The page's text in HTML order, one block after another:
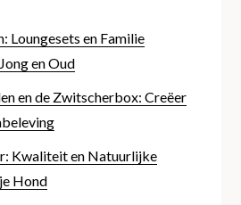
Loungesets en Familie
en Oud
en de Zwitscherbox: Creëer
Kwaliteit en Natuurlijke
Hond